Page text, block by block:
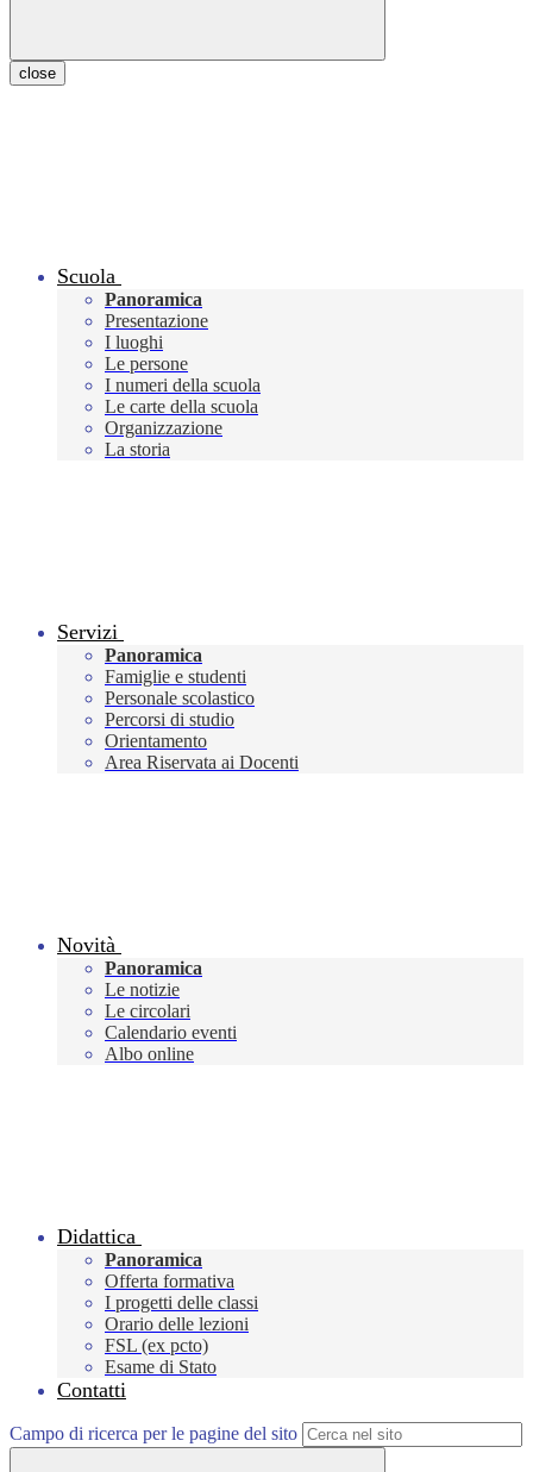
close
Scuola
Panoramica
Presentazione
I luoghi
Le persone
I numeri della scuola
Le carte della scuola
Organizzazione
La storia
Servizi
Panoramica
Famiglie e studenti
Personale scolastico
Percorsi di studio
Orientamento
Area Riservata ai Docenti
Novità
Panoramica
Le notizie
Le circolari
Calendario eventi
Albo online
Didattica
Panoramica
Offerta formativa
I progetti delle classi
Orario delle lezioni
FSL (ex pcto)
Esame di Stato
Contatti
Campo di ricerca per le pagine del sito